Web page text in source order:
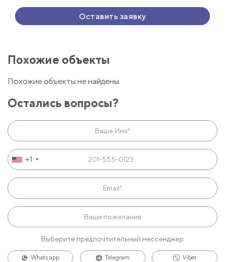
Оставить заявку
Похожие объекты
Похожие объекты не найдены.
Остались вопросы?
+1
Выберите предпочтительный мессенджер
Whats app Telegram Viber